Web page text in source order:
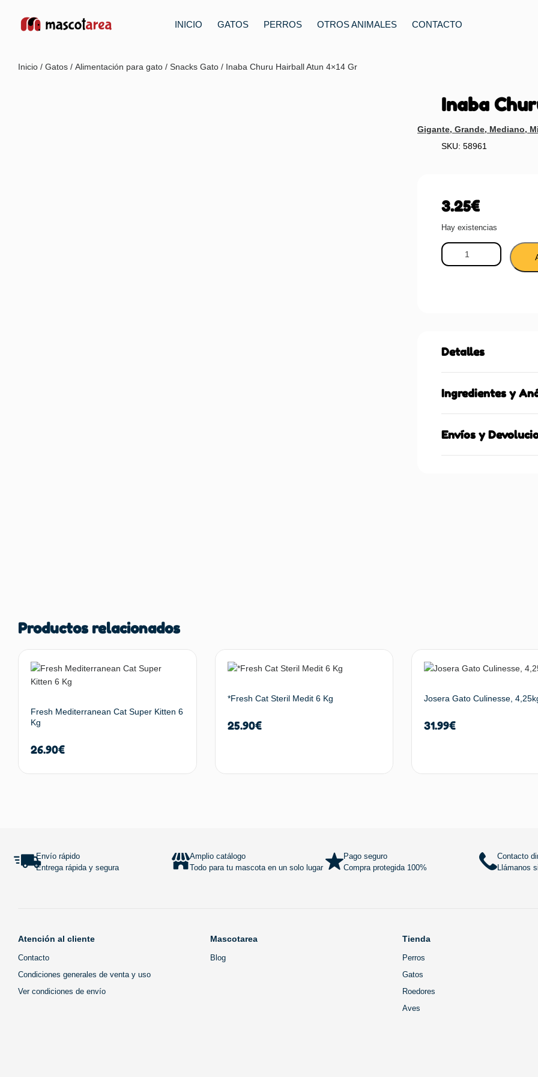
INICIO GATOS PERROS OTROS ANIMALES CONTACTO
Inicio / Gatos / Alimentación para gato / Snacks Gato / Inaba Churu Hairball Atun 4×14 Gr
Inaba
Gigante,Grande, Mediano,
SKU: 58961
3.25€
Hay existencias
Detalles
Ingredientes y
Envíos y
Productos relacionados
Fresh Mediterranean Cat Super Kitten 6
Kg
26.90€
*Fresh Cat Steril Medit 6 Kg
25.90€
Josera Gato Culinesse,
31.99€
Envío rápido
Entrega rápida y segura
Amplio catálogo
Todo para tu mascota en un solo lugar
Pago seguro
Compra protegida 100%
Contacto
Llámanos
Atención al cliente
Contacto
Condiciones generales de venta y uso
Ver condiciones de envío
Mascotarea
Blog
Tienda
Perros
Gatos
Roedores
Aves